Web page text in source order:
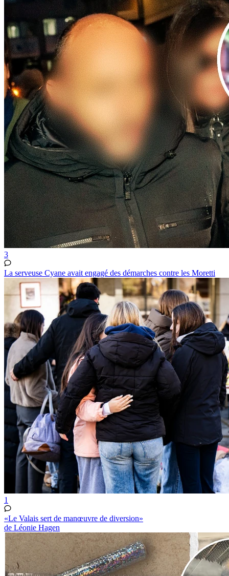
3
La serveuse Cyane avait engagé des démarches contre les Moretti
1
«Le Valais sert de manœuvre de diversion»
de Léonie Hagen